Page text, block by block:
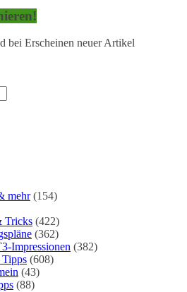
bei Erscheinen neuer Artikel
mehr(154)
Tricks (422)
(362)
Impressionen (382)
(608)
(43)
(88)